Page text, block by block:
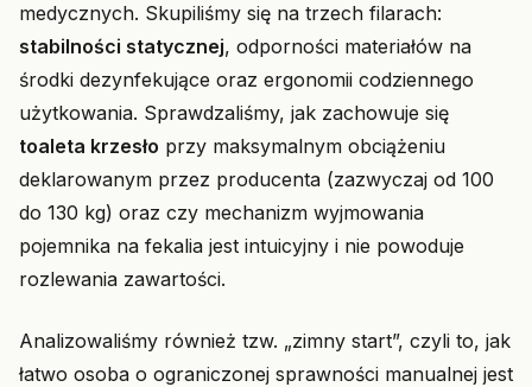
medycznych. Skupiliśmy się na trzech filarach:
stabilności statycznej, odporności materiałów na
środki dezynfekujące oraz ergonomii codziennego
użytkowania. Sprawdzaliśmy, jak zachowuje się
toaleta krzesło przy maksymalnym obciążeniu
deklarowanym przez producenta (zazwyczaj od 100
do 130 kg) oraz czy mechanizm wyjmowania
pojemnika na fekalia jest intuicyjny i nie powoduje
rozlewania zawartości.
Analizowaliśmy również tzw. „zimny start”, czyli to, jak
łatwo osoba o ograniczonej sprawności manualnej jest